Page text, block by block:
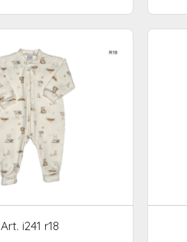
Art. i241 r18